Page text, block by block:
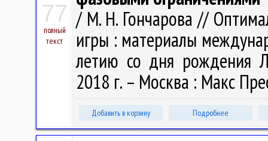
77
полный
текст
/ М. Н. Гончарова //
игры : материалы
летию со дня рождения
2018 г. – Москва : Макс
Добавить в корзину Подробнее